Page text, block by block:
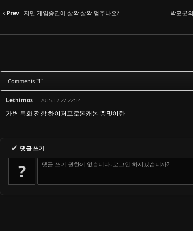
Prev 저만 게임중간에 살짝 살짝 멈추나요? 박모군
Comments '1'
Lethimos 2015.12.27 22:14
가변 특화 전함 하이퍼프로톤캐논 뽕맛이란
✔ 댓글 쓰기
? 댓글 쓰기 권한이 없습니다. 로그인 하시겠습니까?